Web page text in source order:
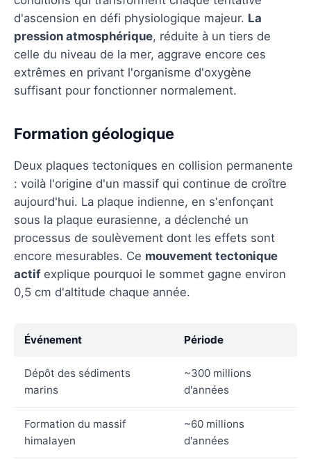
d'ascension en défi physiologique majeur. La
pression atmosphérique, réduite à un tiers de
celle du niveau de la mer, aggrave encore ces
extrêmes en privant l'organisme d'oxygène
suffisant pour fonctionner normalement.
Formation géologique
Deux plaques tectoniques en collision permanente
: voilà l'origine d'un massif qui continue de croître
aujourd'hui. La plaque indienne, en s'enfonçant
sous la plaque eurasienne, a déclenché un
processus de soulèvement dont les effets sont
encore mesurables. Ce mouvement tectonique
actifexplique pourquoi le sommet gagne environ
0,5 cm d'altitude chaque année.
Événement Période
Dépôt des sédiments
marins
~300 millions
d'années
Formation du massif
himalayen
~60 millions
d'années